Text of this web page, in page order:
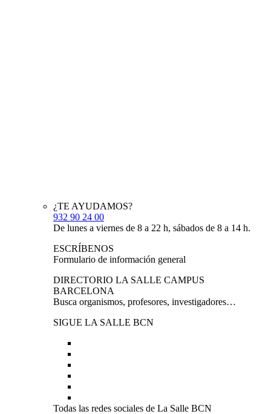
¿TE AYUDAMOS?
932 90 24 00
De lunes a viernes de 8 a 22 h, sábados de 8 a 14 h.
ESCRÍBENOS
Formulario de información general
DIRECTORIO LA SALLE CAMPUS
BARCELONA
Busca organismos, profesores, investigadores…
SIGUE LA SALLE BCN
Todas las redes sociales de La Salle BCN